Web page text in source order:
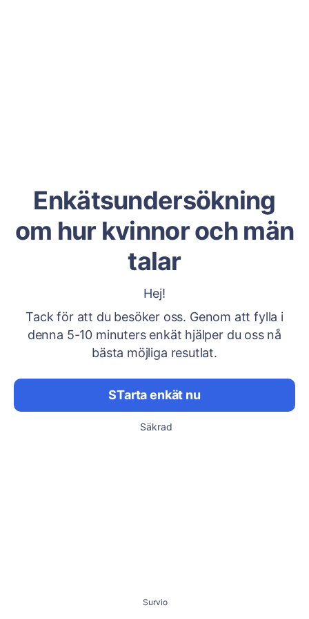
Enkätsundersökning
om hur kvinnor och män
talar
Hej!
Tack för att du besöker oss. Genom att fylla i
denna 5-10 minuters enkät hjälper du oss nå
bästa möjliga resutlat.
STarta enkät nu
Säkrad
Survio